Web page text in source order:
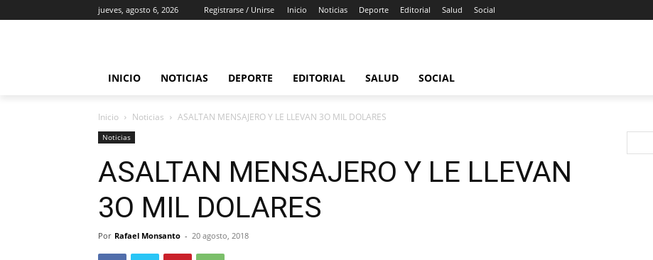
jueves, agosto 6, 2026 Registrarse / Unirse Inicio Noticias Deporte Editorial Salud Social
INICIO NOTICIAS DEPORTE EDITORIAL SALUD SOCIAL
Inicio Noticias ASALTAN MENSAJERO Y LE LLEVAN 3O MIL DOLARES
Noticias
ASALTAN MENSAJERO Y LE LLEVAN
3O MIL DOLARES
Por Rafael Monsanto - 20 agosto, 2018